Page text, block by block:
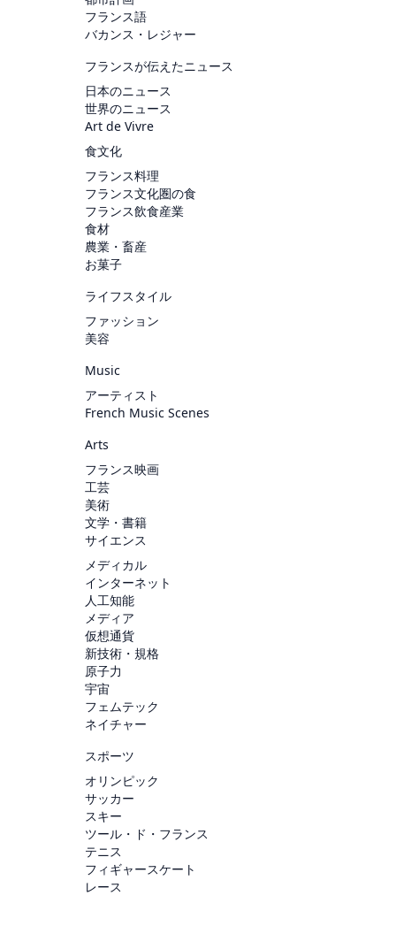
フランス語
バカンス・レジャー
フランスが伝えたニュース
日本のニュース
世界のニュース
Art de Vivre
食文化
フランス料理
フランス文化圏の食
フランス飲食産業
食材
農業・畜産
お菓子
ライフスタイル
ファッション
美容
Music
アーティスト
French Music Scenes
Arts
フランス映画
工芸
美術
文学・書籍
サイエンス
メディカル
インターネット
人工知能
メディア
仮想通貨
新技術・規格
原子力
宇宙
フェムテック
ネイチャー
スポーツ
オリンピック
サッカー
スキー
ツール・ド・フランス
テニス
フィギャースケート
レース